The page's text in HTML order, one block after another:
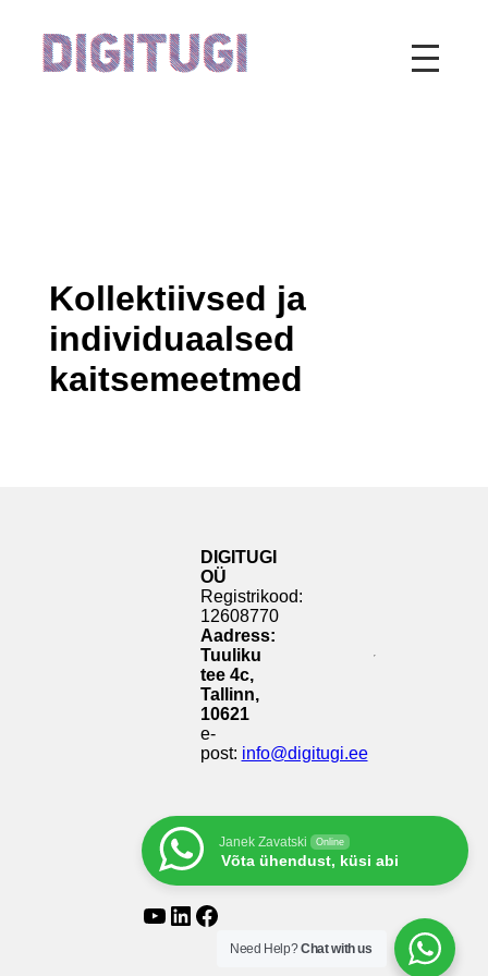
Kollektiivsed ja
individuaalsed
kaitsemeetmed
DIGITUGI
OÜ
Registrikood:
12608770
Aadress:
Tuuliku
tee 4c,
Tallinn,
10621
e-
post: info@digitugi.ee
Janek Zavatski Online
Võta ühendust, küsi abi
YouTube
LinkedIn
Need Help?Chat with us